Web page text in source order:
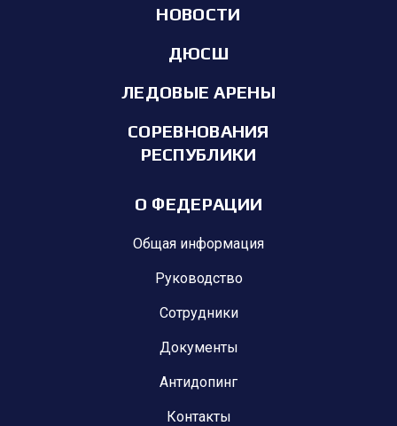
НОВОСТИ
ДЮСШ
ЛЕДОВЫЕ АРЕНЫ
СОРЕВНОВАНИЯ
РЕСПУБЛИКИ
О ФЕДЕРАЦИИ
Общая информация
Руководство
Сотрудники
Документы
Антидопинг
Контакты